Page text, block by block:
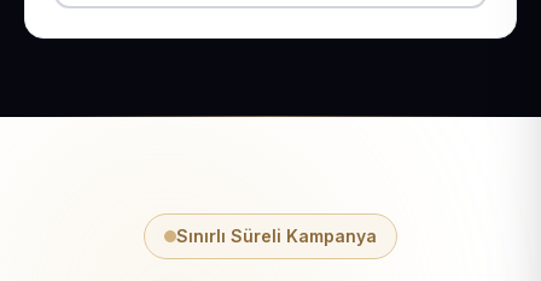
Sınırlı Süreli Kampanya